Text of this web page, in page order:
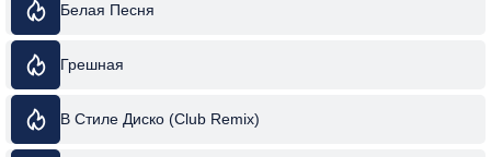
Белая Песня
Грешная
В Стиле Диско (Club Remix)